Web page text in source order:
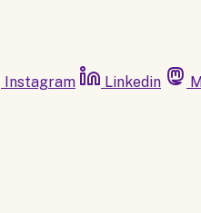
Instagram Linkedin